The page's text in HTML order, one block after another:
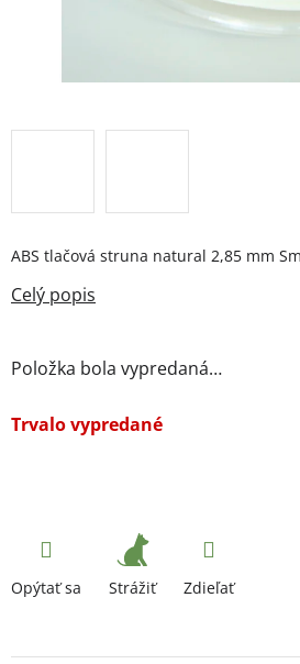
Trvalo vypredané
Položka bola vypredaná…
ABS tlačová struna natural 2,85 mm
Opýtať sa Strážiť Zdieľať